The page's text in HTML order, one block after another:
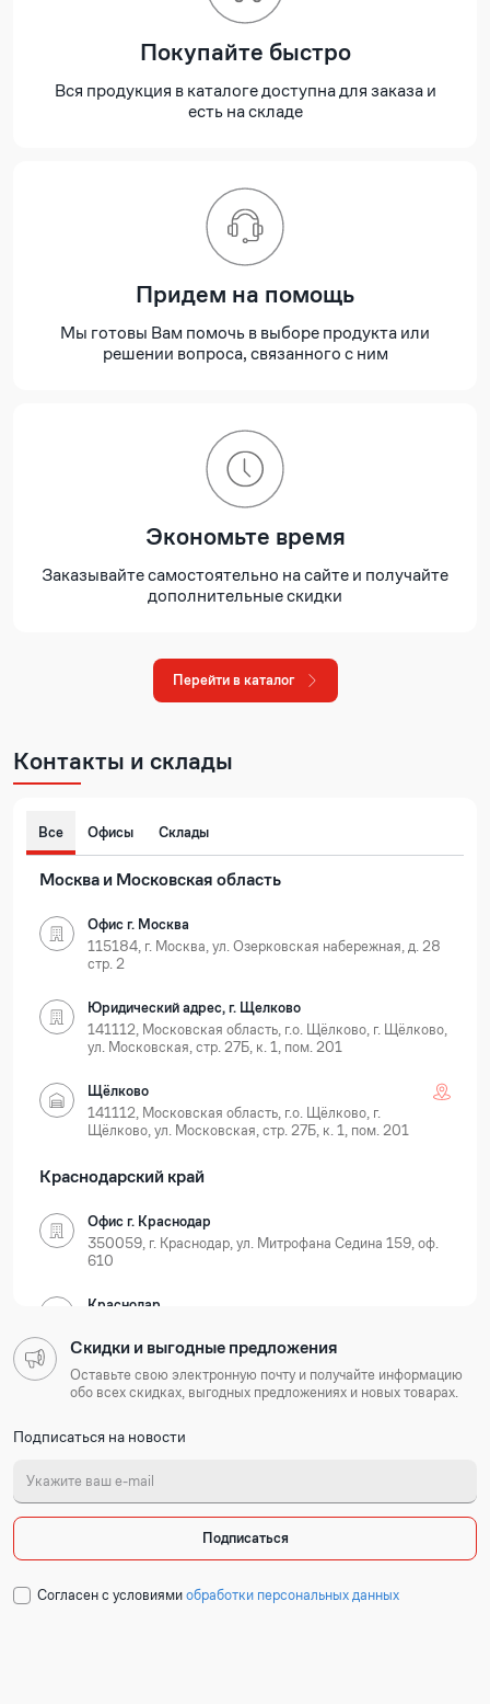
Покупайте быстро
Вся продукция в каталоге доступна для заказа и
есть на складе
Придем на помощь
Мы готовы Вам помочь в выборе продукта или
решении вопроса, связанного с ним
Экономьте время
Заказывайте самостоятельно на сайте и получайте
дополнительные скидки
Перейти в каталог
Контакты и склады
Все Офисы Склады
Москва и Московская область
Офис г. Москва
115184, г. Москва, ул. Озерковская набережная, д. 28
стр. 2
Юридический адрес, г. Щелково
141112, Московская область, г.о. Щёлково, г. Щёлково,
ул. Московская, стр. 27Б, к. 1, пом. 201
Щёлково
141112, Московская область, г.о. Щёлково, г.
Щёлково, ул. Московская, стр. 27Б, к. 1, пом. 201
Краснодарский край
Офис г. Краснодар
350059, г. Краснодар, ул. Митрофана Седина 159, оф.
610
Краснодар
Нижегородская область
603105, г. Нижний Новгород, Ошарская 77А, БЦ
Нижний Новгород
603127, г. Нижний Новгород, ул. Коновалова, д. 6
Скидки и выгодные предложения
Оставьте свою электронную почту и получайте информацию
обо всех скидках, выгодных предложениях и новых товарах.
Подписаться на новости
Подписаться
Cогласен с условиямиобработки персональных данных